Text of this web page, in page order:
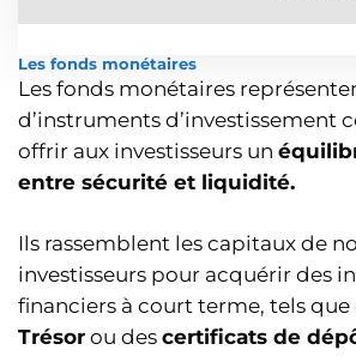
Les fonds monétaires
Les fonds monétaires
d’instruments d’investissement
offrir aux investisseurs un
entre sécurité et liquidité.
Ils rassemblent les capitaux de
investisseurs pour acquérir des
financiers à court terme, tels que
Trésor ou des certificats de